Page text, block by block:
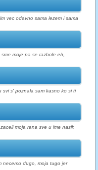
vec odavno sama lezem i sama
moje pa se razbole eh,
svi s' poznala sam kasno ko si ti
moja rana sve u ime nasih
necemo dugo, moja tugo jer